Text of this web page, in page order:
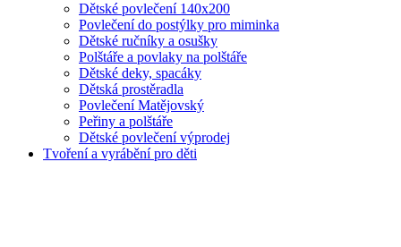
Dětské povlečení 140x200
Povlečení do postýlky pro miminka
Dětské ručníky a osušky
Polštáře a povlaky na polštáře
Dětské deky, spacáky
Dětská prostěradla
Povlečení Matějovský
Peřiny a polštáře
Dětské povlečení výprodej
Tvoření a vyrábění pro děti